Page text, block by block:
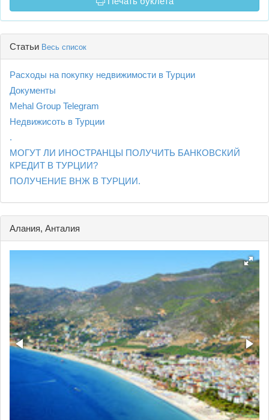
Статьи Весь список
Расходы на покупку недвижимости в Турции
Документы
Mehal Group Telegram
Недвижисоть в Турции
.
МОГУТ ЛИ ИНОСТРАНЦЫ ПОЛУЧИТЬ БАНКОВСКИЙ
КРЕДИТ В ТУРЦИИ?
ПОЛУЧЕНИЕ ВНЖ В ТУРЦИИ.
Алания, Анталия